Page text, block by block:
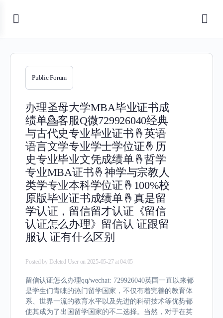
Public Forum
办理圣母大学MBA毕业证书成
绩单💁客服Q微729926040经典
与古代史专业毕业证书🤞英语
语言文学专业学士学位证🤞历
史专业毕业文凭成绩单🤞哲学
专业MBA证书🤞神学与宗教人
类学专业本科学位证🤞100%校
原版毕业证书成绩单🤞真是留
学认证，留信留才认证《留信
认证怎么办理》留信认 证跟留
服认 证有什么区别
Posted by Deleted User on 2025-05-27 at 04:05
留信认证怎么办理qq/wechat: 729926040英国一直以来都
是学生们青睐的热门留学国家，不仅有着完善的教育体
系、世界一流的教育水平以及先进的科研技术等优势都
使其成为了出国留学国家的不二选择。当然，对于在英